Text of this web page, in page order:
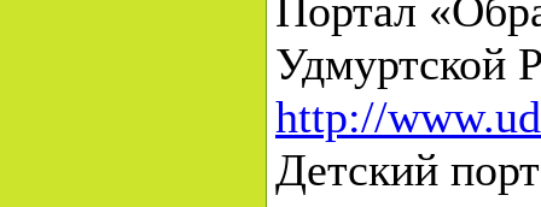
Портал
Удмуртской
http://
Детский